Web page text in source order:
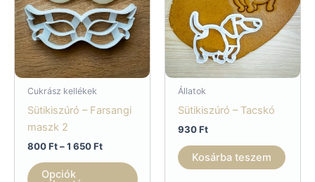
Cukrász kellékek
Sütikiszúró – Farsangi
maszk 2
800Ft – 1 650FtÁrtartomány:
Opciók
Állatok
Sütikiszúró – Tacskó
930Ft
Kosárba teszem